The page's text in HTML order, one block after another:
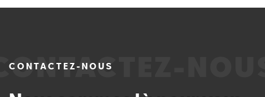
CONTACTEZ-NOUS